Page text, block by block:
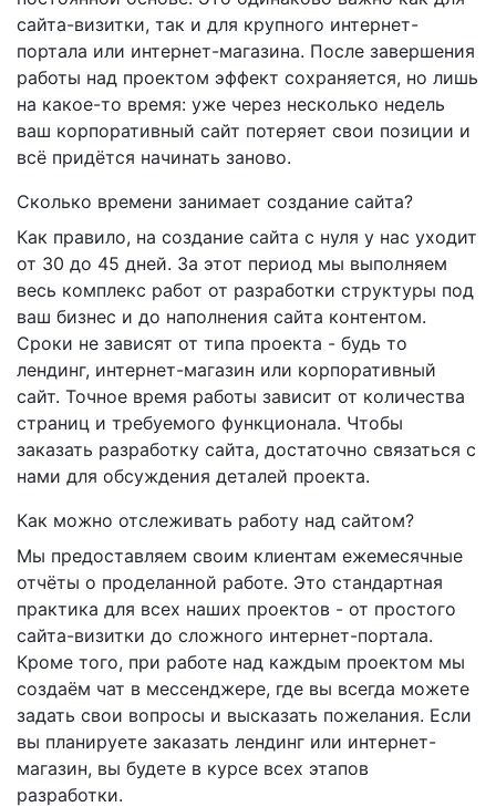
сайта-визитки, так и для крупного интернет-
портала или интернет-магазина. После завершения
работы над проектом эффект сохраняется, но лишь
на какое-то время: уже через несколько недель
ваш корпоративный сайт потеряет свои позиции и
всё придётся начинать заново.
Сколько времени занимает создание сайта?
Как правило, на создание сайта с нуля у нас уходит
от 30 до 45 дней. За этот период мы выполняем
весь комплекс работ от разработки структуры под
ваш бизнес и до наполнения сайта контентом.
Сроки не зависят от типа проекта - будь то
лендинг, интернет-магазин или корпоративный
сайт. Точное время работы зависит от количества
страниц и требуемого функционала. Чтобы
заказать разработку сайта, достаточно связаться с
нами для обсуждения деталей проекта.
Как можно отслеживать работу над сайтом?
Мы предоставляем своим клиентам ежемесячные
отчёты о проделанной работе. Это стандартная
практика для всех наших проектов - от простого
сайта-визитки до сложного интернет-портала.
Кроме того, при работе над каждым проектом мы
создаём чат в мессенджере, где вы всегда можете
задать свои вопросы и высказать пожелания. Если
вы планируете заказать лендинг или интернет-
магазин, вы будете в курсе всех этапов
разработки.